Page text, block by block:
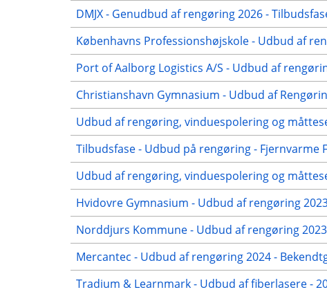
DMJX - Genudbud af rengøring 2026 -
Københavns Professionshøjskole - Udbud af
Port of Aalborg Logistics A/S - Udbud af
Christianshavn Gymnasium - Udbud af
Udbud af rengøring, vinduespolering og
Tilbudsfase - Udbud på rengøring - Fjernvarme
Udbud af rengøring, vinduespolering og
Hvidovre Gymnasium - Udbud af rengøring
Norddjurs Kommune - Udbud af rengøring
Mercantec - Udbud af rengøring 2024 -
Tradium & Learnmark - Udbud af fiberlasere -